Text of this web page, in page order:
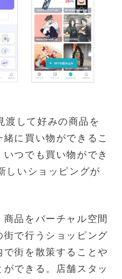
渡して好みの商品を
に買い物ができるこ
つでも買い物ができ
しいショッピングが
品をバーチャル空間
で行うショッピング
街を散策することや
できる。店舗スタッ